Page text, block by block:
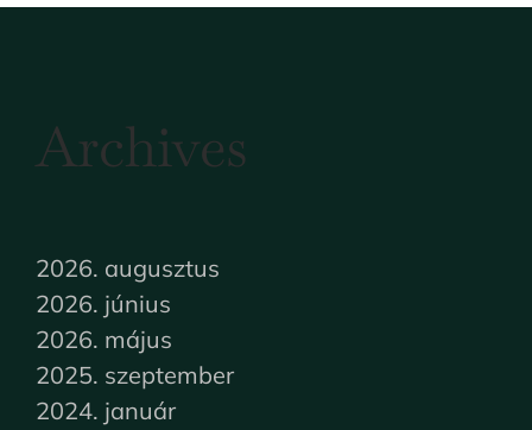
Archives
2026. augusztus
2026. június
2026. május
2025. szeptember
2024. január